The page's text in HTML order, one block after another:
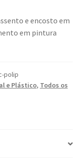
e encosto em
em pintura
polip
e Plástico, Todos os